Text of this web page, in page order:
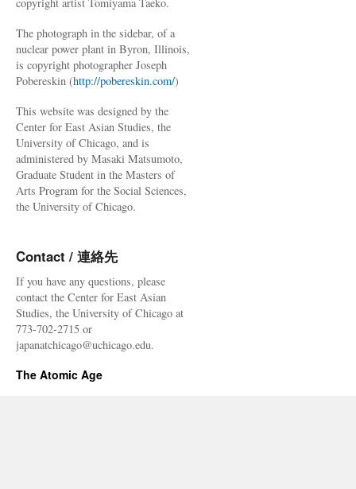
The photograph in the sidebar, of a
nuclear power plant in Byron, Illinois,
is copyright photographer Joseph
Pobereskin (http://pobereskin.com/)
This website was designed by the
Center for East Asian Studies, the
University of Chicago, and is
administered by Masaki Matsumoto,
Graduate Student in the Masters of
Arts Program for the Social Sciences,
the University of Chicago.
Contact / 連絡先
If you have any questions, please
contact the Center for East Asian
Studies, the University of Chicago at
773-702-2715 or
japanatchicago@uchicago.edu.
The Atomic Age